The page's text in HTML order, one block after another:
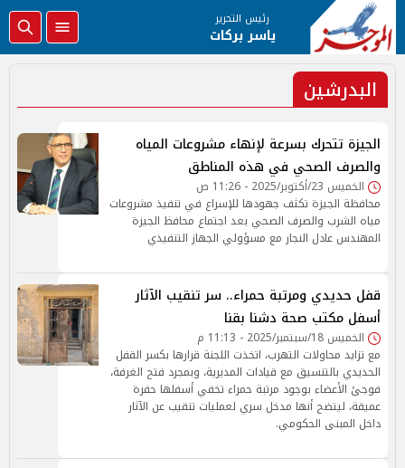
رئيس التحرير
ياسر بركات
البدرشين
الجيزة تتحرك بسرعة لإنهاء مشروعات المياه
والصرف الصحي في هذه المناطق
الخميس 23/أكتوبر/2025 - 11:26 ص
محافظة الجيزة تكثف جهودها للإسراع في تنفيذ مشروعات
مياه الشرب والصرف الصحي بعد اجتماع محافظ الجيزة
المهندس عادل النجار مع مسؤولي الجهاز التنفيذي
قفل حديدي ومرتبة حمراء.. سر تنقيب الآثار
أسفل مكتب صحة دشنا بقنا
الخميس 18/سبتمبر/2025 - 11:13 م
مع تزايد محاولات التهرب، اتخذت اللجنة قرارها بكسر القفل
الحديدي بالتنسيق مع قيادات المديرية، وبمجرد فتح الغرفة،
فوجئ الأعضاء بوجود مرتبة حمراء تخفي أسفلها حفرة
عميقة، ليتضح أنها مدخل سري لعمليات تنقيب عن الآثار
داخل المبنى الحكومي.